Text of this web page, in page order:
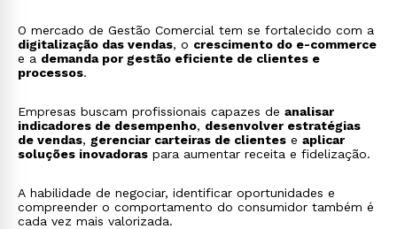
O mercado de Gestão Comercial tem se fortalecido com a
digitalização das vendas, o crescimento do e-commerce
e a demanda por gestão eficiente de clientes e
processos.
Empresas buscam profissionais capazes de analisar
indicadores de desempenho, desenvolver estratégias
de vendas, gerenciar carteiras de clientes e aplicar
soluções inovadoras para aumentar receita e fidelização.
A habilidade de negociar, identificar oportunidades e
compreender o comportamento do consumidor também é
cada vez mais valorizada.